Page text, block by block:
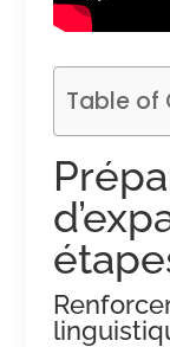
Table of